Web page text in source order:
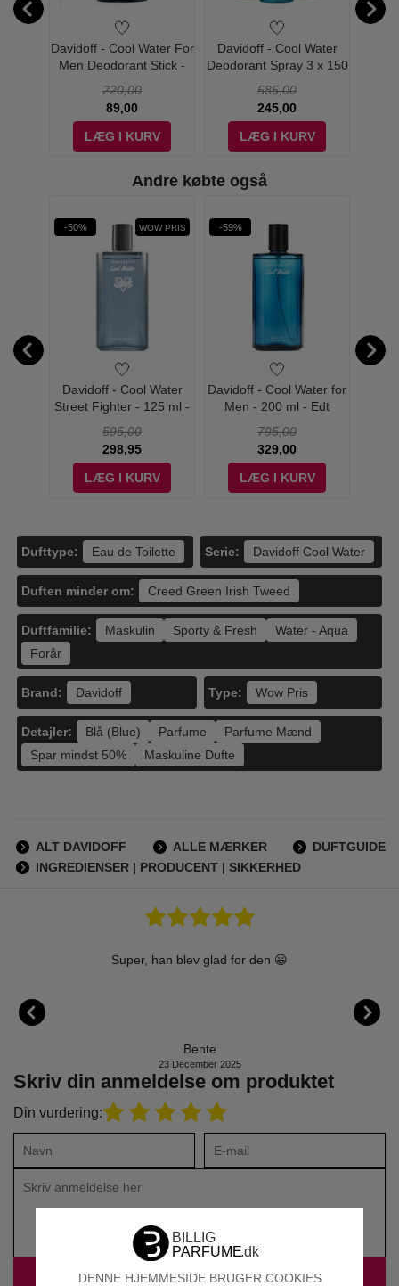
DENNE HJEMMESIDE BRUGER COOKIES
Davidoff - Cool Water For
Men Deodorant Stick -
75g
220,00
89,00
LÆG I KURV
Davidoff - Cool Water
Deodorant Spray 3 x 150
ml
585,00
245,00
LÆG I KURV
Andre købte også
-50% WOW PRIS
Davidoff - Cool Water
Street Fighter - 125 ml -
Edt
595,00
298,95
LÆG I KURV
-59%
Davidoff - Cool Water for
Men - 200 ml - Edt
795,00
329,00
LÆG I KURV
Dufttype: Eau de Toilette Serie: Davidoff Cool Water
Duftfamilie: Maskulin Sporty & Fresh
Water - Aqua
Forår
Brand: Davidoff Type: Wow Pris
Duften minder om: Creed Green Irish Tweed
Detajler: Blå (Blue) Parfume
Parfume Mænd
Spar mindst 50%
Maskuline Dufte
ALT DAVIDOFF ALLE MÆRKER
DUFTGUIDE
INGREDIENSER | PRODUCENT | SIKKERHED
Skriv din anmeldelse om produktet
Din vurdering:
Super, han blev glad for den 😀
Bente
23 December 2025